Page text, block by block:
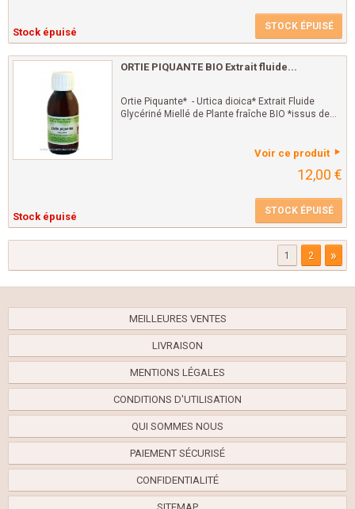
Stock épuisé STOCK ÉPUISÉ
ORTIE PIQUANTE BIO Extrait fluide...
Ortie Piquante* - Urtica dioica* Extrait Fluide
Glycériné Miellé de Plante fraîche BIO *issus de...
Voir ce produit
12,00 €
Stock épuisé STOCK ÉPUISÉ
1 2 »
MEILLEURES VENTES
LIVRAISON
MENTIONS LÉGALES
CONDITIONS D'UTILISATION
QUI SOMMES NOUS
PAIEMENT SÉCURISÉ
CONFIDENTIALITÉ